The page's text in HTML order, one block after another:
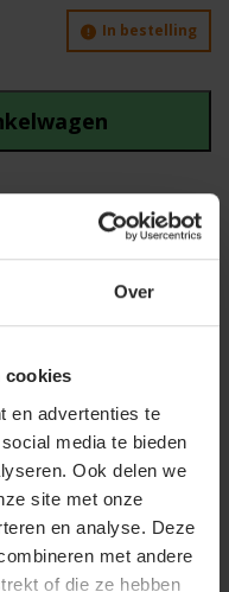
Over
cookies
en advertenties te
media te bieden
Ook delen we
site met onze
en analyse. Deze
met andere
of die ze hebben
In bestelling